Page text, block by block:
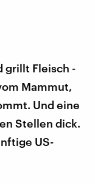
grillt Fleisch -
Mammut,
Und eine
Stellen dick.
US-